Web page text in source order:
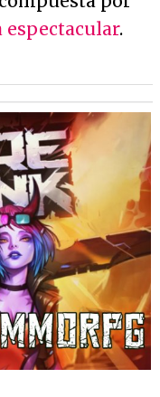
espectacular.